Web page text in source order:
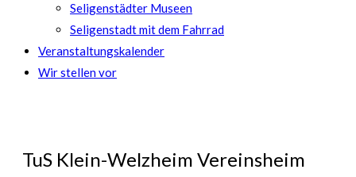
Seligenstädter Museen
Seligenstadt mit dem Fahrrad
Veranstaltungskalender
Wir stellen vor
TuS Klein-Welzheim Vereinsheim